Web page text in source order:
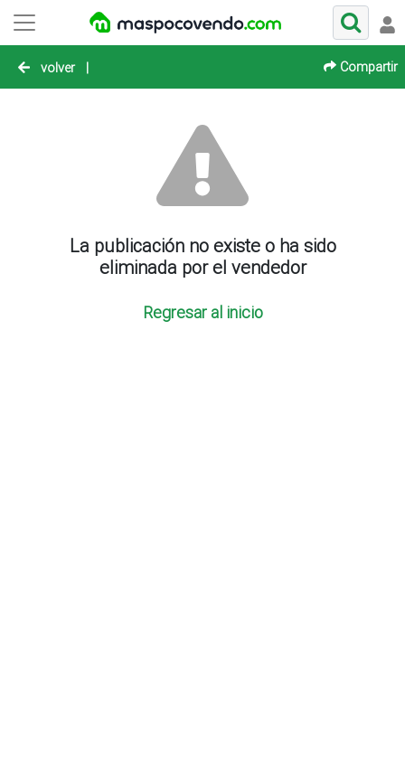
volver | Compartir
La publicación no existe o ha sido
eliminada por el vendedor
Regresar al inicio